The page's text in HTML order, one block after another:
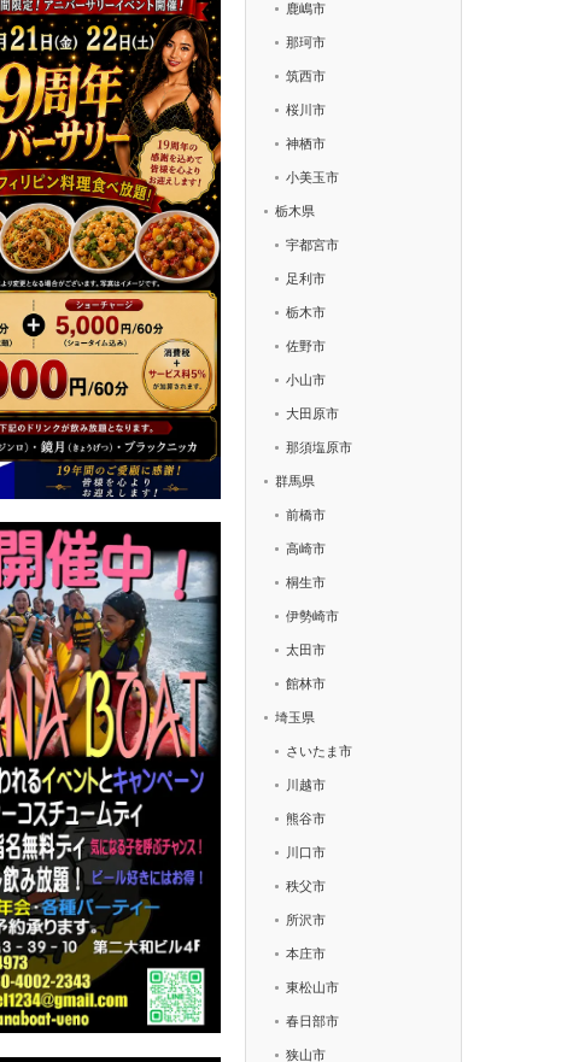
鹿嶋市
那珂市
筑西市
桜川市
神栖市
小美玉市
栃木県
宇都宮市
足利市
栃木市
佐野市
小山市
大田原市
那須塩原市
群馬県
前橋市
高崎市
桐生市
伊勢崎市
太田市
館林市
埼玉県
さいたま市
川越市
熊谷市
川口市
秩父市
所沢市
本庄市
東松山市
春日部市
狭山市